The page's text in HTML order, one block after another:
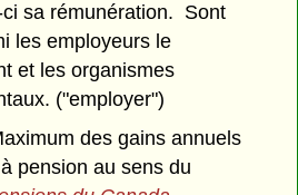
sa rémunération. Sont
les employeurs le
et les organismes
("employer")
des gains annuels
pension au sens du